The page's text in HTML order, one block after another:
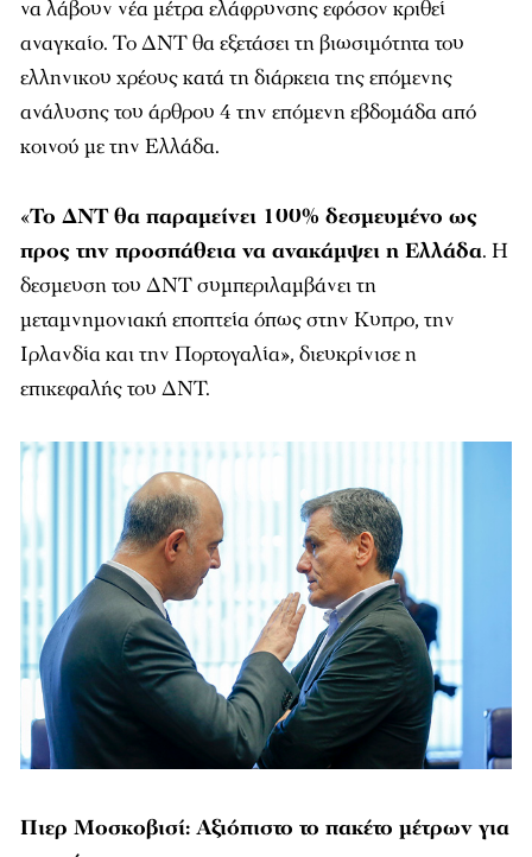
να λάβουν νέα μέτρα ελάφρυνσης εφόσον κριθεί
αναγκαίο. Το ΔΝΤ θα εξετάσει τη βιωσιμότητα του
ελληνικου χρέους κατά τη διάρκεια της επόμενης
ανάλυσης του άρθρου 4 την επόμενη εβδομάδα από
κοινού με την Ελλάδα.
«Το ΔΝΤ θα παραμείνει 100% δεσμευμένο ως
προς την προσπάθεια να ανακάμψει η Ελλάδα. Η
δεσμευση του ΔΝΤ συμπεριλαμβάνει τη
μεταμνημονιακή εποπτεία όπως στην Κυπρο, την
Ιρλανδία και την Πορτογαλία», διευκρίνισε η
επικεφαλής του ΔΝΤ.
Πιερ Μοσκοβισί: Αξιόπιστο το πακέτο μέτρων για